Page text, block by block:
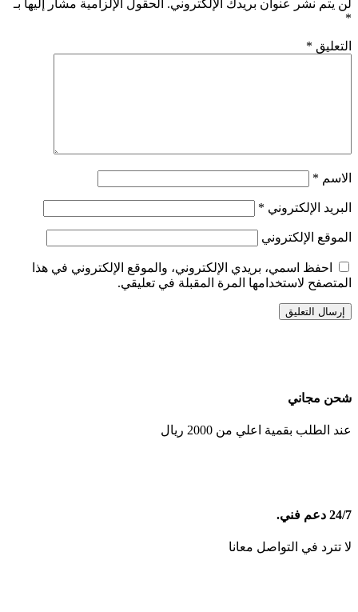
لن يتم نشر عنوان بريدك الإلكتروني. الحقول الإلزامية مشار إليها بـ
*
التعليق *
الاسم *
البريد الإلكتروني *
الموقع الإلكتروني
احفظ اسمي، بريدي الإلكتروني، والموقع الإلكتروني في هذا
المتصفح لاستخدامها المرة المقبلة في تعليقي.
شحن مجاني
عند الطلب بقمية اعلي من 2000 ريال
24/7 دعم فني.
لا تترد في التواصل معانا